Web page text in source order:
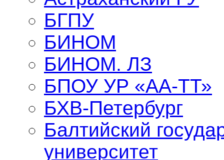
БГПУ
БИНОМ
БИНОМ. ЛЗ
БПОУ УР «АА-ТТ»
БХВ-Петербург
Балтийский
университет